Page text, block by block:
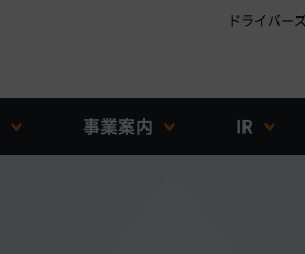
ドライバー
事業案内 IR